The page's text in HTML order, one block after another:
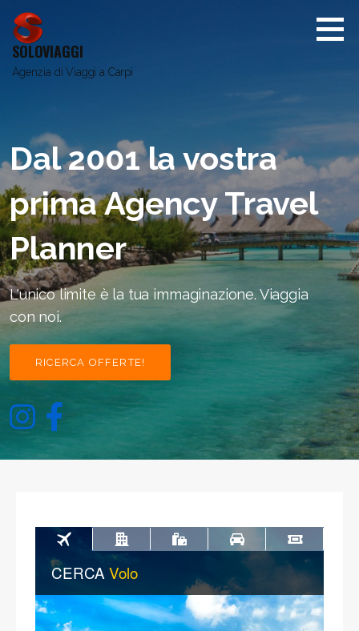
Passa
contenuto
SOLOVIAGGI
Agenzia di Viaggi a Carpi
Dal 2001 la vostra
prima Agency Travel
Planner
L'unico limite è la tua immaginazione. Viaggia
con noi.
RICERCA OFFERTE!